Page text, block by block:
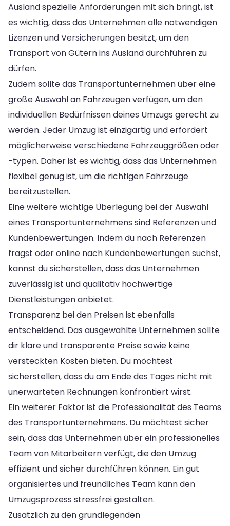
Ausland spezielle Anforderungen mit sich bringt, ist
es wichtig, dass das Unternehmen alle notwendigen
Lizenzen und Versicherungen besitzt, um den
Transport von Gütern ins Ausland durchführen zu
dürfen.
Zudem sollte das Transportunternehmen über eine
große Auswahl an Fahrzeugen verfügen, um den
individuellen Bedürfnissen deines Umzugs gerecht zu
werden. Jeder Umzug ist einzigartig und erfordert
möglicherweise verschiedene Fahrzeuggrößen oder
-typen. Daher ist es wichtig, dass das Unternehmen
flexibel genug ist, um die richtigen Fahrzeuge
bereitzustellen.
Eine weitere wichtige Überlegung bei der Auswahl
eines Transportunternehmens sind Referenzen und
Kundenbewertungen. Indem du nach Referenzen
fragst oder online nach Kundenbewertungen suchst,
kannst du sicherstellen, dass das Unternehmen
zuverlässig ist und qualitativ hochwertige
Dienstleistungen anbietet.
Transparenz bei den Preisen ist ebenfalls
entscheidend. Das ausgewählte Unternehmen sollte
dir klare und transparente Preise sowie keine
versteckten Kosten bieten. Du möchtest
sicherstellen, dass du am Ende des Tages nicht mit
unerwarteten Rechnungen konfrontiert wirst.
Ein weiterer Faktor ist die Professionalität des Teams
des Transportunternehmens. Du möchtest sicher
sein, dass das Unternehmen über ein professionelles
Team von Mitarbeitern verfügt, die den Umzug
effizient und sicher durchführen können. Ein gut
organisiertes und freundliches Team kann den
Umzugsprozess stressfrei gestalten.
Zusätzlich zu den grundlegenden